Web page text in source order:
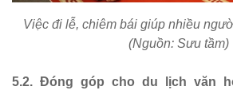
Việc đi lễ, chiêm bái giúp nhiều
(Nguồn: Sưu tầm)
5.2. Đóng góp cho du lịch văn